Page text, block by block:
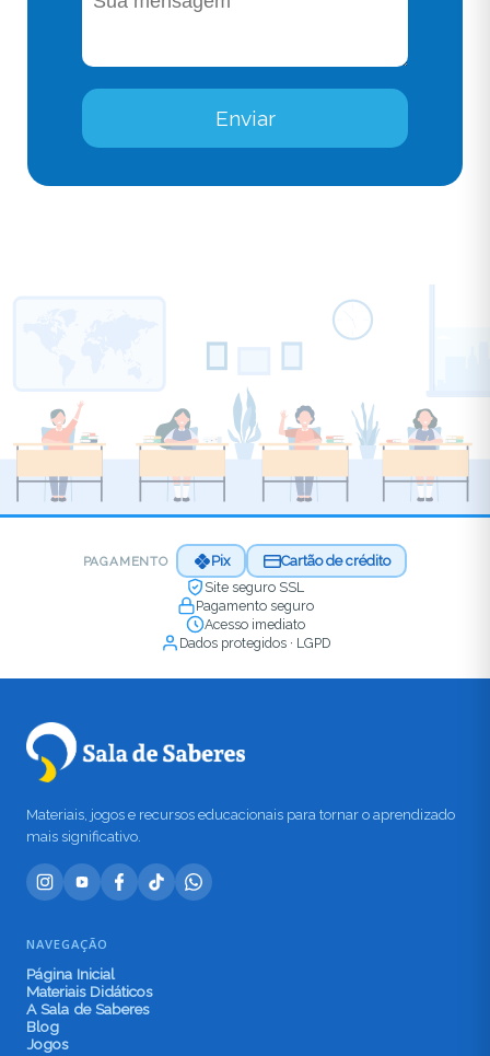
Enviar
PAGAMENTO Pix
Cartão de crédito
Site seguro SSL
Pagamento seguro
Acesso imediato
Dados protegidos · LGPD
Materiais, jogos e recursos educacionais para tornar o aprendizado
mais significativo.
NAVEGAÇÃO
Página Inicial
Materiais Didáticos
A Sala de Saberes
Blog
Jogos